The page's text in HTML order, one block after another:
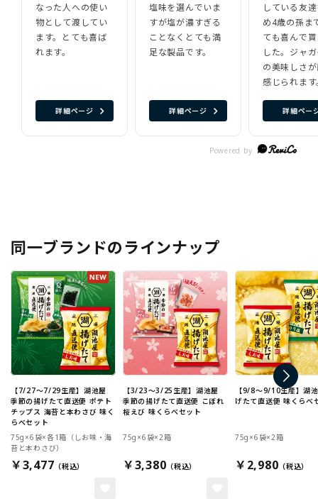
詳細ページ
なった人への使い
物として渡してい
ます。とても喜ば
れます。
詳細ページ
塩味を選んでいま
すが塩が濃すぎる
ことなくとても満
足な製品です。
詳細ペー
している友
め4歳の孫ま
ても喜んで
した。ジャ
の美味しさ
感じられま
同一ブランドのラインナップ
【7/27～7/29生産】湖池屋
季節の揚げたて直送便 ポテト
チップス 海苔と本わさび 味く
らべセット
75g×6袋×各1箱（しお味・海
苔と本わさび）
￥3,477
【3/23～3/25生産】湖池屋
季節の揚げたて直送便 こぼれ
桜えび 味くらべセット
75g×6袋×2箱
￥3,380
【9/8～9/10生産】湖
げたて直送便 味くらべ
75g×6袋×2箱
￥2,980